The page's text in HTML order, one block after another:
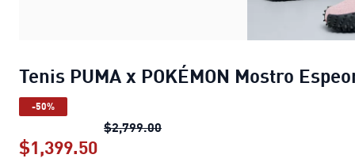
Tenis PUMA x POKÉMON Mostro
-50%
$2,799.00Tenis PUMA x POKÉMON Mostro
$1,399.50